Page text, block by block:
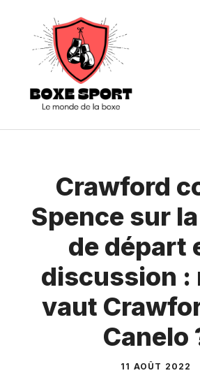
contenu
Crawford
Spence sur
de départ
discussion :
vaut
Canelo
11 AOÛT 2022